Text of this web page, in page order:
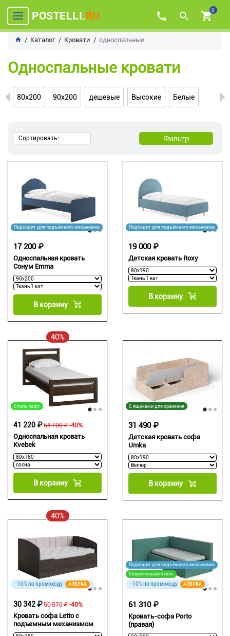
POSTELLI.RU 0
Каталог Кровати односпальные
Односпальные кровати
80х200 90х200 дешевые Высокие Белые
Сортировать: Фильтр
Подходит для подъёмного механизма
Односпальная кровать
Сонум Emma
17 200 ₽
В корзину
Подходит для подъёмного механизма
Детская кровать Roxy
19 000 ₽
В корзину
40%
Стиль лофт
Односпальная кровать
Kvebek
68 700 ₽
41 220 ₽ -40%
В корзину
С ящиками для хранения
Детская кровать софа
Umka
31 490 ₽
В корзину
40%
-10% по промокоду АЗБУКА
Кровать софа Letto с
подъемным механизмом
50 570 ₽
30 342 ₽ -40%
Подходит для подъёмного механизма
Современный стиль
-10% по промокоду АЗБУКА
Кровать-софа Porto
(правая)
61 310 ₽